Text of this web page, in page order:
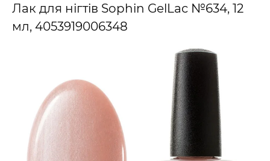
Лак для нігтів Sophin GelLac №634, 12
мл, 4053919006348